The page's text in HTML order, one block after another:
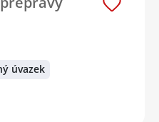
úvazek